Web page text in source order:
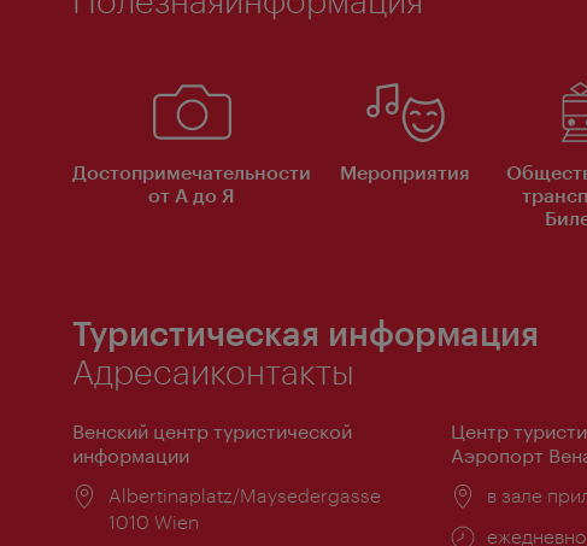
Достопримечательности
от А до Я
Мероприятия
Туристическая информация
Адресаиконтакты
Венский центр туристической
информации
Расположение:
Albertinaplatz/Maysedergasse
1010 Wien
Центр
Аэропорт
в зале
Часы